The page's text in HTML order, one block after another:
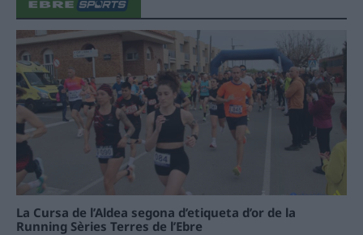
La Cursa de l’Aldea segona d’etiqueta d’or de la
Running Sèries Terres de l’Ebre